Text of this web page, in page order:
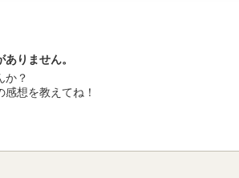
りません。
か？
想を教えてね！